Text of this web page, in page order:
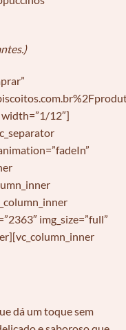
12″]
img_size=”full”
dá um toque sem